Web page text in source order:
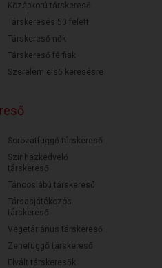
Középkorú társkereső
Társkeresés 50 felett
Társkereső nők
Társkereső férfiak
Szerelem első keresésre
Sorozatfüggő társkereső
Színházkedvelő
társkereső
Táncoslábú társkereső
Társasjátékozós
társkereső
Vegetáriánus társkereső
Zenefüggő társkereső
Elvált társkeresők